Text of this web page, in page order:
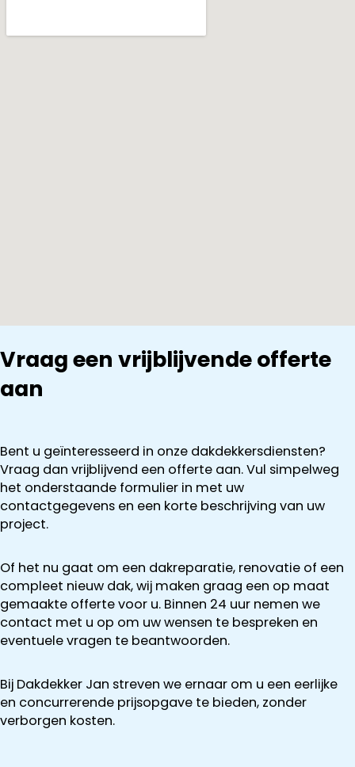
Vraag een vrijblijvende offerte
aan
Bent u geïnteresseerd in onze dakdekkersdiensten?
Vraag dan vrijblijvend een offerte aan. Vul simpelweg
het onderstaande formulier in met uw
contactgegevens en een korte beschrijving van uw
project.
Of het nu gaat om een dakreparatie, renovatie of een
compleet nieuw dak, wij maken graag een op maat
gemaakte offerte voor u. Binnen 24 uur nemen we
contact met u op om uw wensen te bespreken en
eventuele vragen te beantwoorden.
Bij Dakdekker Jan streven we ernaar om u een eerlijke
en concurrerende prijsopgave te bieden, zonder
verborgen kosten.